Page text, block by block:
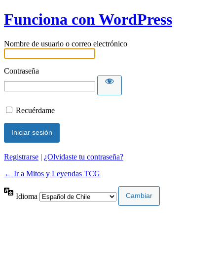
Funciona con WordPress
Nombre de usuario o correo electrónico
Contraseña
Recuérdame
Registrarse | ¿Olvidaste tu contraseña?
← Ir a Mitos y Leyendas TCG
Idioma